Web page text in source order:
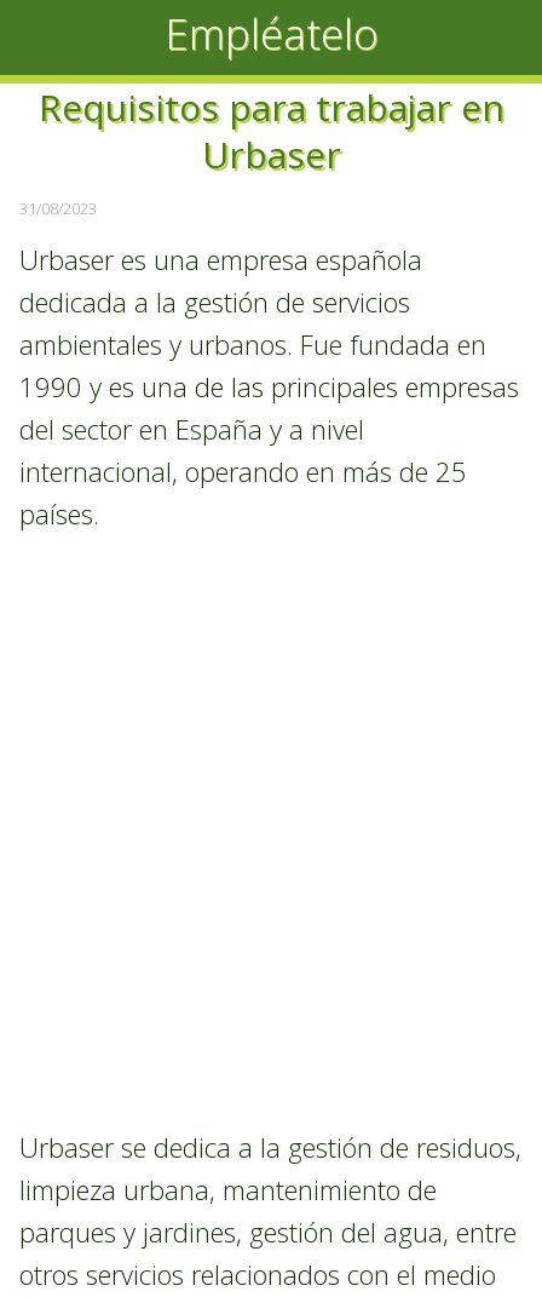
Empléatelo
Requisitos para trabajar en
Urbaser
31/08/2023
Urbaser es una empresa española
dedicada a la gestión de servicios
ambientales y urbanos. Fue fundada en
1990 y es una de las principales empresas
del sector en España y a nivel
internacional, operando en más de 25
países.
Urbaser se dedica a la gestión de residuos,
limpieza urbana, mantenimiento de
parques y jardines, gestión del agua, entre
otros servicios relacionados con el medio